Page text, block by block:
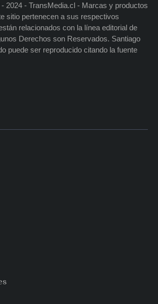
2024 - TransMedia.cl - Marcas y productos
sitio pertenecen a sus respectivos
relacionados con la línea editorial de
Derechos son Reservados. Santiago
puede ser reproducido citando la fuente